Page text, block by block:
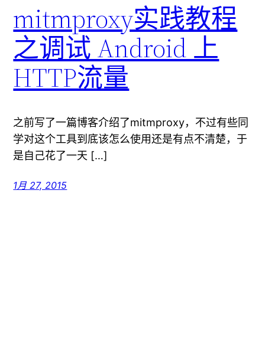
mitmproxy实践教程
之调试 Android 上
HTTP流量
之前写了一篇博客介绍了mitmproxy，不过有些同
学对这个工具到底该怎么使用还是有点不清楚，于
是自己花了一天 […]
1月 27, 2015